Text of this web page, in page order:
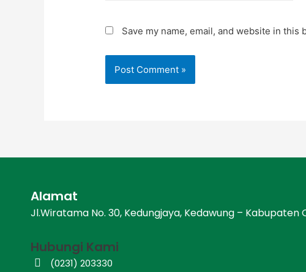
Save my name, email, and website in
Alamat
Jl.Wiratama No. 30, Kedungjaya, Kedawung – Kabupaten
Hubungi Kami
(0231) 203330